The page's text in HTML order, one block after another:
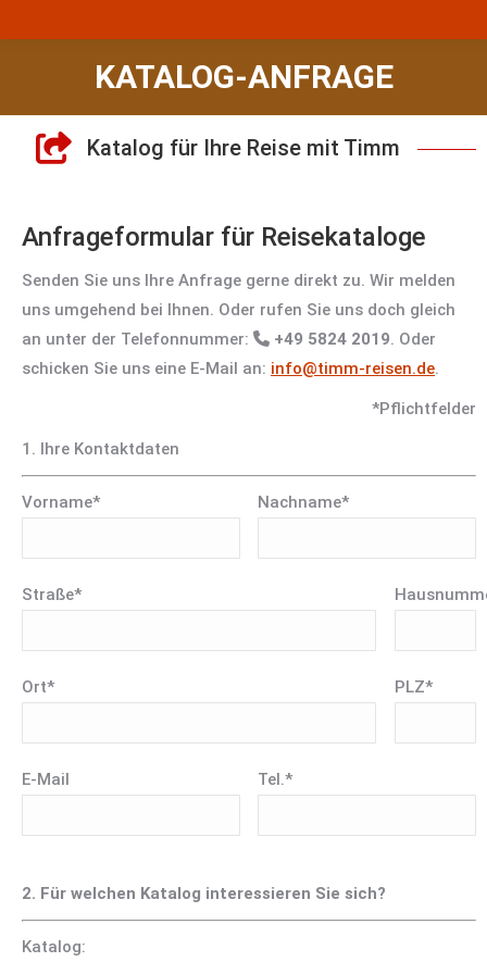
KATALOG-ANFRAGE
Katalog für Ihre Reise mit Timm
Anfrageformular für Reisekataloge
Senden Sie uns Ihre Anfrage gerne direkt zu. Wir melden
uns umgehend bei Ihnen. Oder rufen Sie uns doch gleich
an unter der Telefonnummer:
+49 5824 2019. Oder
schicken Sie uns eine E-Mail an: info@timm-reisen.de.
*Pflichtfelder
1. Ihre Kontaktdaten
Vorname* Nachname*
Straße*
Ort* PLZ*
E-Mail Tel.*
2. Für welchen Katalog interessieren Sie sich?
Katalog: